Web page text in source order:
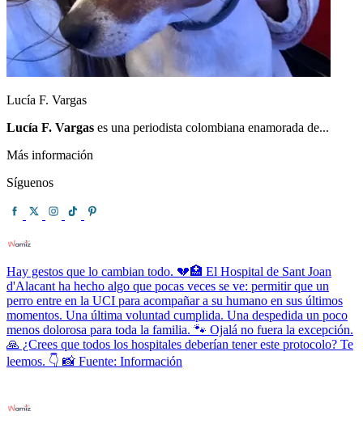
Lucía F. Vargas
Lucía F. Vargas es una periodista colombiana enamorada de...
Más información
Síguenos
Hay gestos que lo cambian todo. 💔🏥 El Hospital de Sant Joan
d'Alacant ha hecho algo que pocas veces se ve: permitir que un
perro entre en la UCI para acompañar a su humano en sus últimos
momentos. Una última voluntad cumplida. Una despedida un poco
menos dolorosa para toda la familia. 🐾 Ojalá no fuera la excepción.
🙏 ¿Crees que todos los hospitales deberían tener este protocolo? Te
leemos. 👇 📸 Fuente: Información